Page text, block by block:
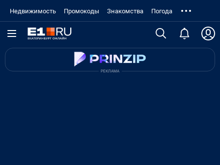
Недвижимость Промокоды Знакомства Погода
РЕКЛАМА